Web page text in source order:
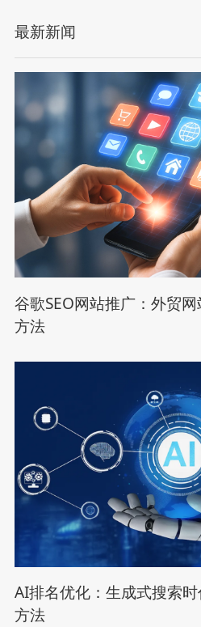
最新新闻
谷歌SEO网站推广：外贸
方法
AI排名优化：生成式搜索
方法